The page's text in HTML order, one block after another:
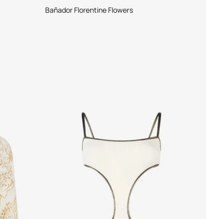
Bañador Florentine Flowers